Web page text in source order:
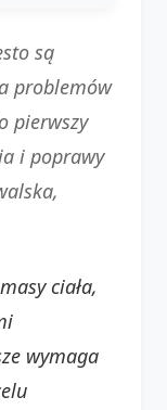
są
problemów
pierwszy
i poprawy
ciała,
wymaga